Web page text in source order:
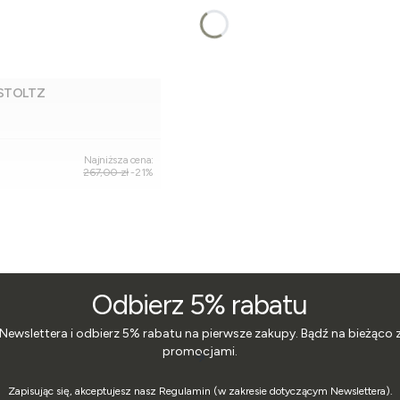
Dodaj do koszyka
Najniższa cena:
267,00 zł -21%
Odbierz 5% rabatu
i odbierz 5% rabatu na pierwsze zakupy. Bądź na bieżąco
promocjami.
Zapisując się, akceptujesz nasz Regulamin (w zakresie dotyczącym Newslettera).